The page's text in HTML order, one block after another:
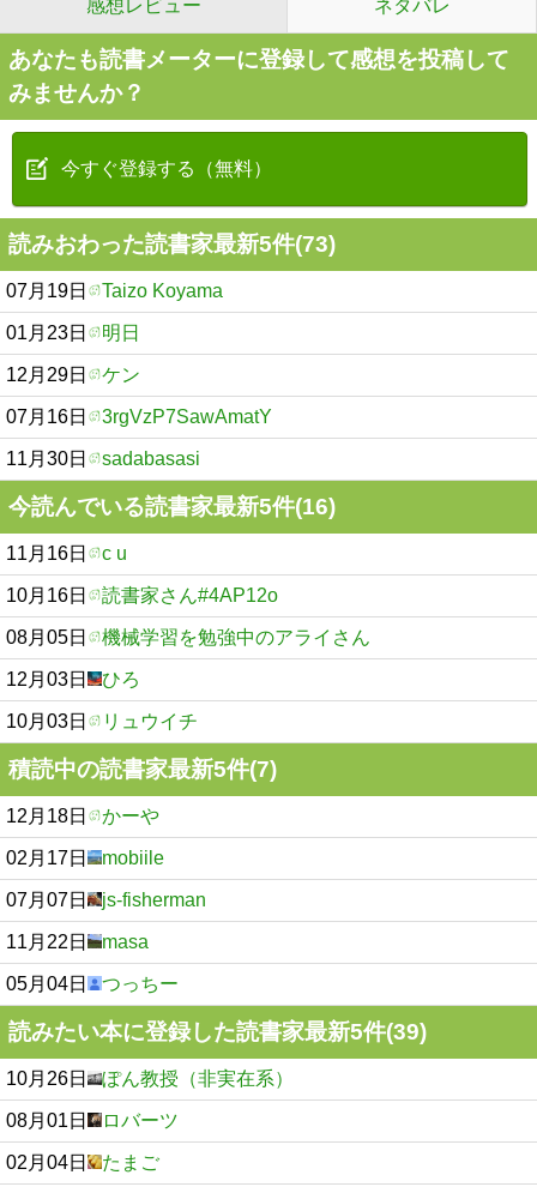
感想レビュー ネタバレ
あなたも読書メーターに登録して感想を投稿して
みませんか？
今すぐ登録する（無料）
読みおわった読書家最新5件(73)
07月19日 Taizo Koyama
01月23日 明日
12月29日 ケン
07月16日 3rgVzP7SawAmatY
11月30日 sadabasasi
今読んでいる読書家最新5件(16)
11月16日 c u
10月16日 読書家さん#4AP12o
08月05日 機械学習を勉強中のアライさん
12月03日 ひろ
10月03日 リュウイチ
積読中の読書家最新5件(7)
12月18日 かーや
02月17日 mobiile
07月07日 js-fisherman
11月22日 masa
05月04日 つっちー
読みたい本に登録した読書家最新5件(39)
10月26日 ぽん教授（非実在系）
08月01日 ロバーツ
02月04日 たまご